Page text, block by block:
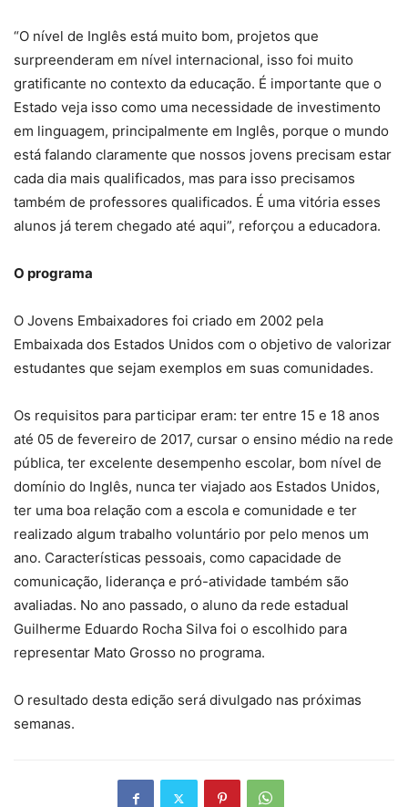
“O nível de Inglês está muito bom, projetos que
surpreenderam em nível internacional, isso foi muito
gratificante no contexto da educação. É importante que o
Estado veja isso como uma necessidade de investimento
em linguagem, principalmente em Inglês, porque o mundo
está falando claramente que nossos jovens precisam estar
cada dia mais qualificados, mas para isso precisamos
também de professores qualificados. É uma vitória esses
alunos já terem chegado até aqui”, reforçou a educadora.
O programa
O Jovens Embaixadores foi criado em 2002 pela
Embaixada dos Estados Unidos com o objetivo de valorizar
estudantes que sejam exemplos em suas comunidades.
Os requisitos para participar eram: ter entre 15 e 18 anos
até 05 de fevereiro de 2017, cursar o ensino médio na rede
pública, ter excelente desempenho escolar, bom nível de
domínio do Inglês, nunca ter viajado aos Estados Unidos,
ter uma boa relação com a escola e comunidade e ter
realizado algum trabalho voluntário por pelo menos um
ano. Características pessoais, como capacidade de
comunicação, liderança e pró-atividade também são
avaliadas. No ano passado, o aluno da rede estadual
Guilherme Eduardo Rocha Silva foi o escolhido para
representar Mato Grosso no programa.
O resultado desta edição será divulgado nas próximas
semanas.